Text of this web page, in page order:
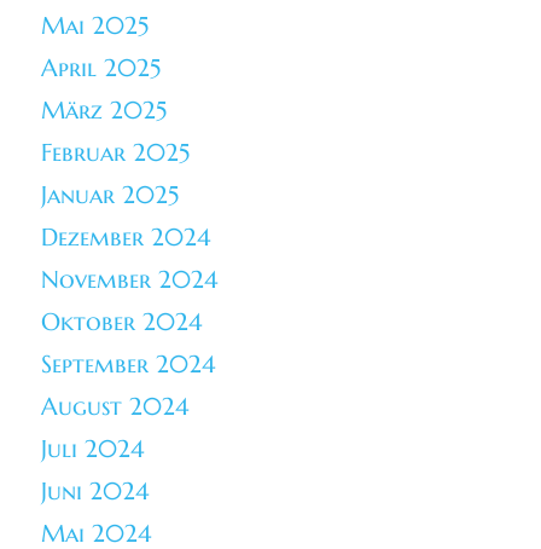
Mai 2025
April 2025
März 2025
Februar 2025
Januar 2025
Dezember 2024
November 2024
Oktober 2024
September 2024
August 2024
Juli 2024
Juni 2024
Mai 2024